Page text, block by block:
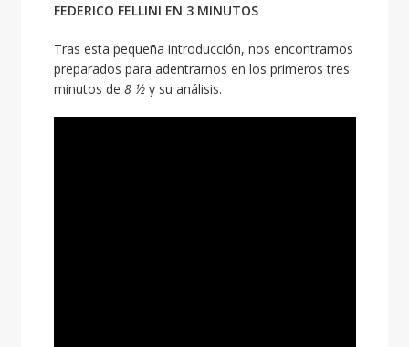
FEDERICO FELLINI EN 3 MINUTOS
Tras esta pequeña introducción, nos encontramos
preparados para adentrarnos en los primeros tres
minutos de 8 ½ y su análisis.